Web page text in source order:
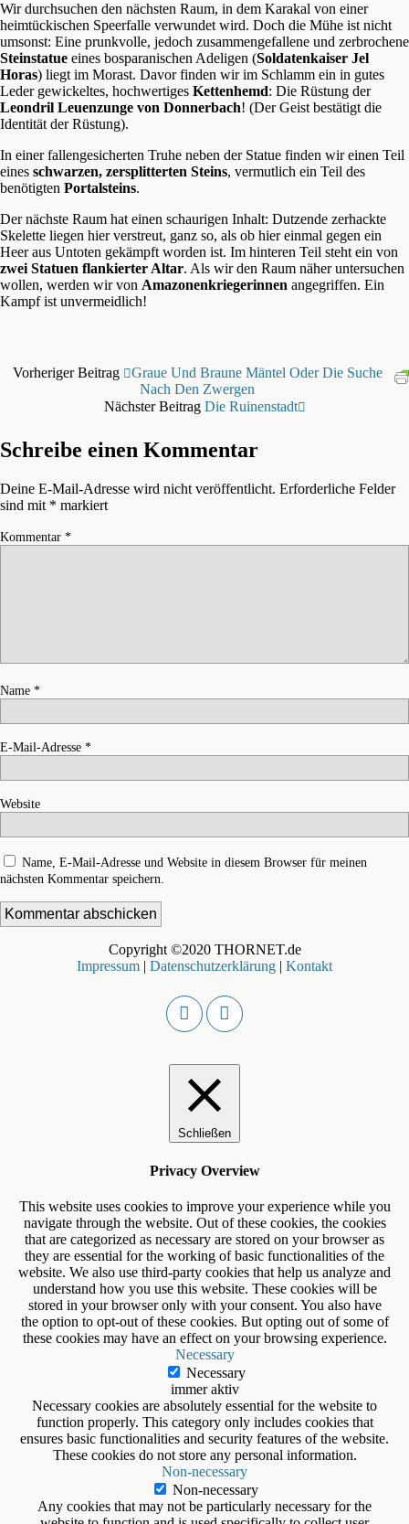
Wir durchsuchen den nächsten Raum, in dem Karakal von einer
heimtückischen Speerfalle verwundet wird. Doch die Mühe ist nicht
umsonst: Eine prunkvolle, jedoch zusammengefallene und zerbrochene
Steinstatue eines bosparanischen Adeligen (Soldatenkaiser Jel
Horas) liegt im Morast. Davor finden wir im Schlamm ein in gutes
Leder gewickeltes, hochwertiges Kettenhemd: Die Rüstung der
Leondril Leuenzunge von Donnerbach! (Der Geist bestätigt die
Identität der Rüstung).
In einer fallengesicherten Truhe neben der Statue finden wir einen Teil
eines schwarzen, zersplitterten Steins, vermutlich ein Teil des
benötigten Portalsteins.
Der nächste Raum hat einen schaurigen Inhalt: Dutzende zerhackte
Skelette liegen hier verstreut, ganz so, als ob hier einmal gegen ein
Heer aus Untoten gekämpft worden ist. Im hinteren Teil steht ein von
zwei Statuen flankierter Altar. Als wir den Raum näher untersuchen
wollen, werden wir von Amazonenkriegerinnen angegriffen. Ein
Kampf ist unvermeidlich!
Vorheriger Beitrag
Graue Und Braune Mäntel Oder Die Suche
Nach Den Zwergen
Nächster Beitrag Die Ruinenstadt
Schreibe einen Kommentar
Deine E-Mail-Adresse wird nicht veröffentlicht. Erforderliche Felder
sind mit * markiert
Kommentar *
Name *
E-Mail-Adresse *
Website
Name, E-Mail-Adresse und Website in diesem Browser für meinen
nächsten Kommentar speichern.
Copyright ©2020 THORNET.de
Impressum | Datenschutzerklärung | Kontakt
Schließen
Privacy Overview
This website uses cookies to improve your experience while you
navigate through the website. Out of these cookies, the cookies
that are categorized as necessary are stored on your browser as
they are essential for the working of basic functionalities of the
website. We also use third-party cookies that help us analyze and
understand how you use this website. These cookies will be
stored in your browser only with your consent. You also have
the option to opt-out of these cookies. But opting out of some of
these cookies may have an effect on your browsing experience.
Necessary
Necessary
immer aktiv
Necessary cookies are absolutely essential for the website to
function properly. This category only includes cookies that
ensures basic functionalities and security features of the website.
These cookies do not store any personal information.
Non-necessary
Non-necessary
Any cookies that may not be particularly necessary for the